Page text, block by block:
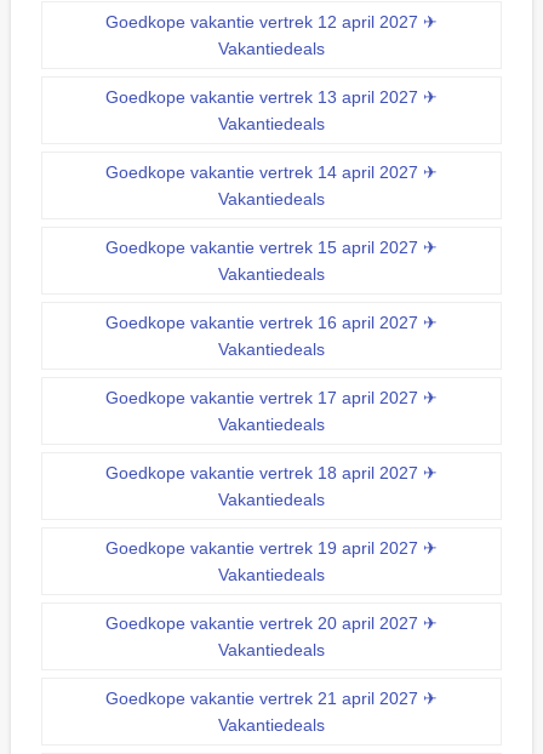
Goedkope vakantie vertrek 12 april 2027 ✈
Vakantiedeals
Goedkope vakantie vertrek 13 april 2027 ✈
Vakantiedeals
Goedkope vakantie vertrek 14 april 2027 ✈
Vakantiedeals
Goedkope vakantie vertrek 15 april 2027 ✈
Vakantiedeals
Goedkope vakantie vertrek 16 april 2027 ✈
Vakantiedeals
Goedkope vakantie vertrek 17 april 2027 ✈
Vakantiedeals
Goedkope vakantie vertrek 18 april 2027 ✈
Vakantiedeals
Goedkope vakantie vertrek 19 april 2027 ✈
Vakantiedeals
Goedkope vakantie vertrek 20 april 2027 ✈
Vakantiedeals
Goedkope vakantie vertrek 21 april 2027 ✈
Vakantiedeals